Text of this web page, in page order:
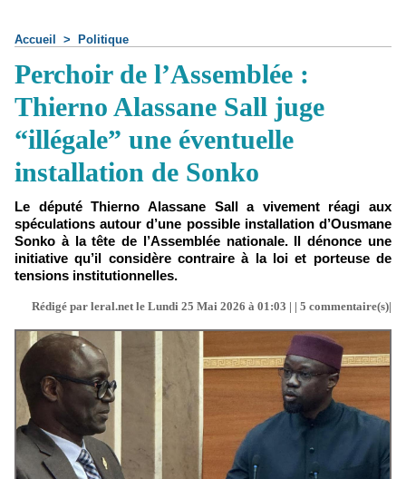
Accueil > Politique
Perchoir de l’Assemblée :
Thierno Alassane Sall juge
“illégale” une éventuelle
installation de Sonko
Le député Thierno Alassane Sall a vivement réagi aux
spéculations autour d’une possible installation d’Ousmane
Sonko à la tête de l’Assemblée nationale. Il dénonce une
initiative qu’il considère contraire à la loi et porteuse de
tensions institutionnelles.
Rédigé par leral.net le Lundi 25 Mai 2026 à 01:03 | | 5 commentaire(s)|